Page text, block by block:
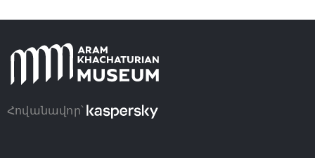
Հովանավոր՝